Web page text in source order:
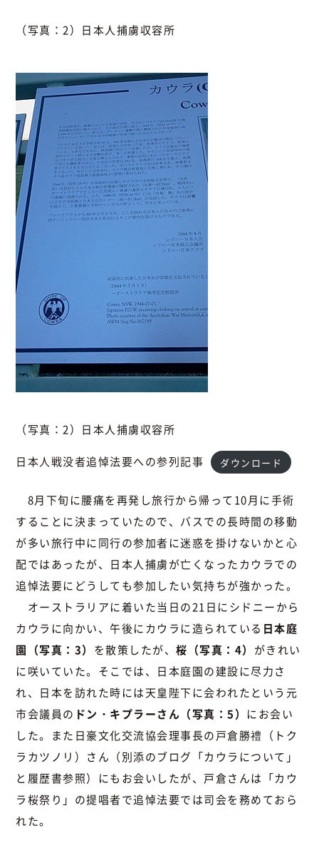
（写真：2）日本人捕虜収容所
（写真：2）日本人捕虜収容所
日本人戦没者追悼法要への参列記事 ダウンロード
8月下旬に腰痛を再発し旅行から帰って10月に手術
することに決まっていたので、バスでの長時間の移動
が多い旅行中に同行の参加者に迷惑を掛けないかと心
配ではあったが、日本人捕虜が亡くなったカウラでの
追悼法要にどうしても参加したい気持ちが強かった。
オーストラリアに着いた当日の21日にシドニーから
カウラに向かい、午後にカウラに造られている 日本庭
園（写真：3） を散策したが、桜（写真：4） がきれい
に咲いていた。そこでは、日本庭園の建設に尽力さ
れ、日本を訪れた時には天皇陛下に会われたという元
市会議員の ドン・キプラーさん（写真：5） にお会い
した。また日豪文化交流協会理事長の戸倉勝禮（トク
ラカツノリ）さん（別添のブログ「カウラについて」
と履歴書参照）にもお会いしたが、戸倉さんは「カウ
ラ桜祭り」の提唱者で追悼法要では司会を務めておら
れた。